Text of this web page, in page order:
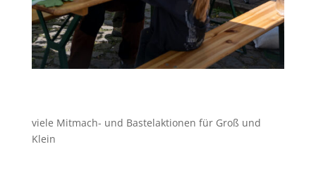
viele Mitmach- und Bastelaktionen für Groß und
Klein